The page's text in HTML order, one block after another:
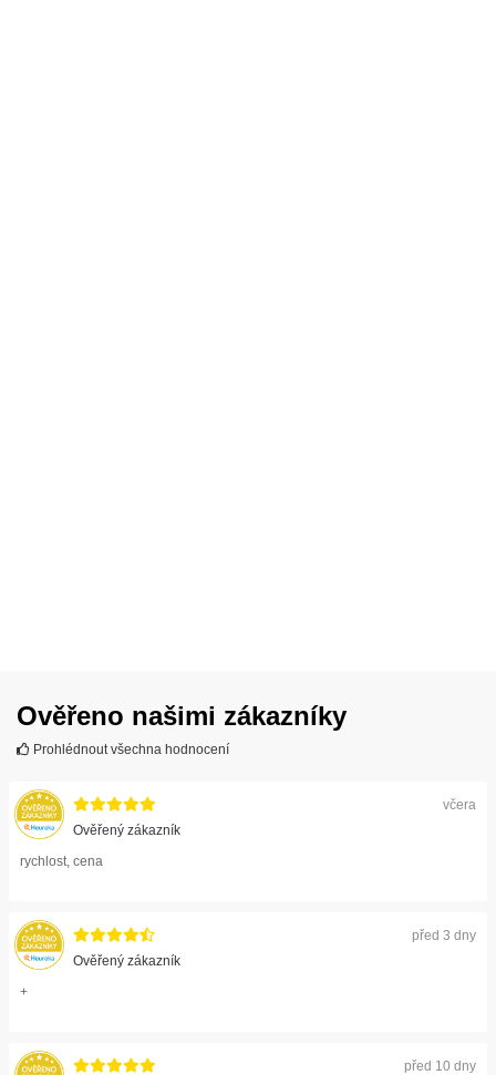
Ověřeno našimi zákazníky
Prohlédnout všechna hodnocení
včera
Ověřený zákazník
rychlost, cena
před 3 dny
Ověřený zákazník
+
před 10 dny